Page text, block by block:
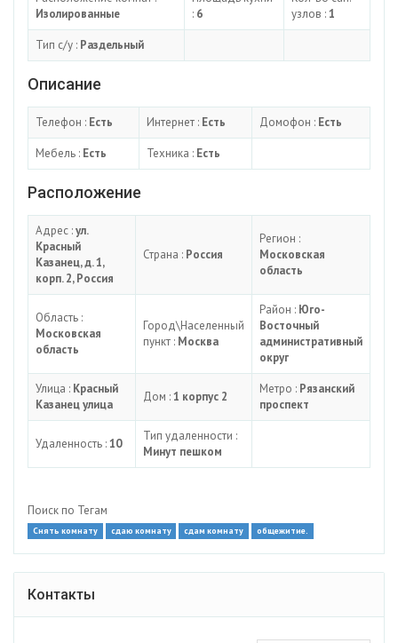
Изолированные
: 6
узлов :1
Тип с/у : Раздельный
Описание
Телефон : Есть Интернет : Есть Домофон : Есть
Мебель : Есть Техника : Есть
Расположение
Адрес :ул.
Красный
Казанец, д. 1,
корп. 2, Россия
Страна : Россия
Регион :
Московская
область
Область :
Московская
область
Город\Населенный
пункт : Москва
Район : Юго-
Восточный
административный
округ
Улица : Красный
Казанец улица
Дом :1 корпус 2
Метро : Рязанский
проспект
Удаленность :10
Тип удаленности :
Минут пешком
Поиск по Тегам
Снять комнату сдаю комнату сдам комнату общежитие.
Контакты